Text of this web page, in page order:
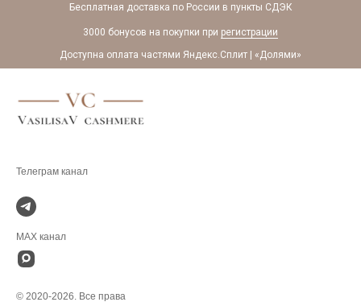
Бесплатная доставка по России в пункты СДЭК
3000 бонусов на покупки при регистрации
Доступна оплата частями Яндекс.Сплит | «Долями»
MAX канал
© 2020-2026. Все права